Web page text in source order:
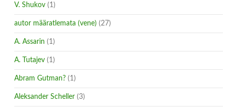
V. Shukov (1)
autor määratlemata (vene) (27)
A. Assarin (1)
A. Tutajev (1)
Abram Gutman? (1)
Aleksander Scheller (3)